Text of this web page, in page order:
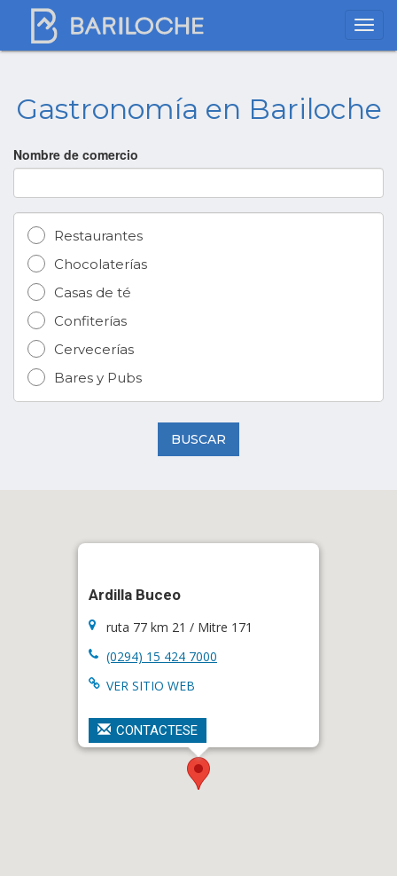
Gastronomía en Bariloche
Nombre de comercio
Restaurantes
Chocolaterías
Casas de té
Confiterías
Cervecerías
Bares y Pubs
BUSCAR
Ardilla Buceo
ruta 77 km 21 / Mitre 171
(0294) 15 424 7000
VER SITIO WEB
CONTACTESE